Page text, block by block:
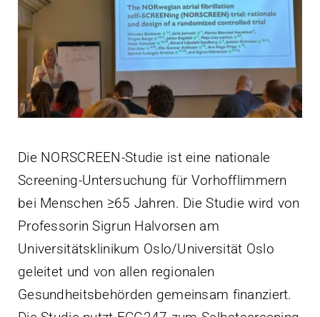
Die NORSCREEN-Studie ist eine nationale
Screening-Untersuchung für Vorhofflimmern
bei Menschen ≥65 Jahren. Die Studie wird von
Professorin Sigrun Halvorsen am
Universitätsklinikum Oslo/Universität Oslo
geleitet und von allen regionalen
Gesundheitsbehörden gemeinsam finanziert.